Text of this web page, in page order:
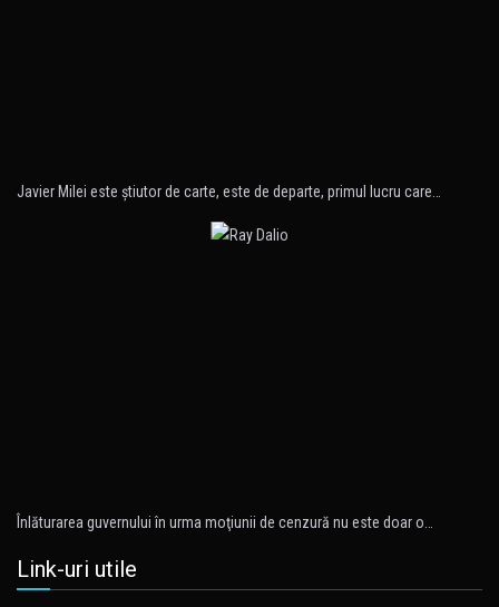
Javier Milei este ştiutor de carte, este de departe, primul lucru care…
Înlăturarea guvernului în urma moţiunii de cenzură nu este doar o…
Link-uri utile